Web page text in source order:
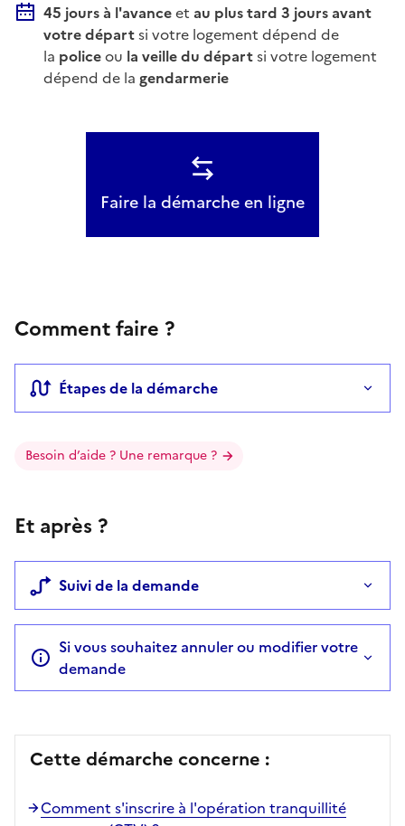
45 jours à l'avanceet au plus tard 3 jours avant
votre départsi votre logement dépend de
la policeou la veille du départsi votre logement
dépend de la gendarmerie
Faire la démarche en ligne
Comment faire ?
Étapes de la démarche
Besoin d’aide ? Une remarque ?
Et après ?
Suivi de la demande
Si vous souhaitez annuler ou modifier votre
demande
Cette démarche concerne :
Comment s'inscrire à l'opération tranquillité